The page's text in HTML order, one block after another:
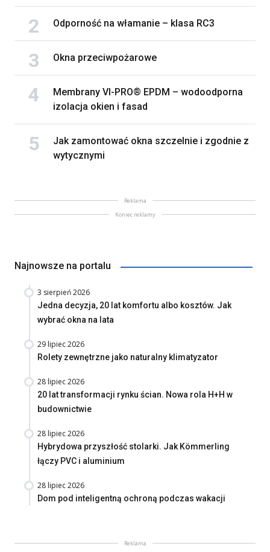
Odporność na włamanie – klasa RC3
Okna przeciwpożarowe
Membrany VI-PRO® EPDM – wodoodporna
izolacja okien i fasad
Jak zamontować okna szczelnie i zgodnie z
wytycznymi
Reklama
Koniec reklamy
Najnowsze na portalu
3 sierpień 2026
Jedna decyzja, 20 lat komfortu albo kosztów. Jak
wybrać okna na lata
29 lipiec 2026
Rolety zewnętrzne jako naturalny klimatyzator
28 lipiec 2026
20 lat transformacji rynku ścian. Nowa rola H+H w
budownictwie
28 lipiec 2026
Hybrydowa przyszłość stolarki. Jak Kömmerling
łączy PVC i aluminium
28 lipiec 2026
Dom pod inteligentną ochroną podczas wakacji
Reklama